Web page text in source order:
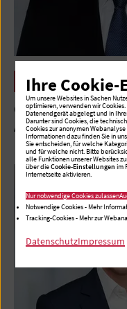
Christian Rilz
Geschäftsführer,
Aktives und
Ihre Cookie-
Um unsere Websites in Sachen
optimieren, verwenden wir
Datenendgerät abgelegt und in
Darunter sind Cookies, die
Cookies zur anonymen
Informationen dazu finden Sie in
Sie entscheiden, für welche
und für welche nicht. Bitte
alle Funktionen unserer Websites
über dieCookie-Einstellungen im
Internetseite aktivieren.
Nur notwendige Cookies zulassen
Notwendige Cookies - Mehr
Tracking-Cookies - Mehr zur
DatenschutzImpressum